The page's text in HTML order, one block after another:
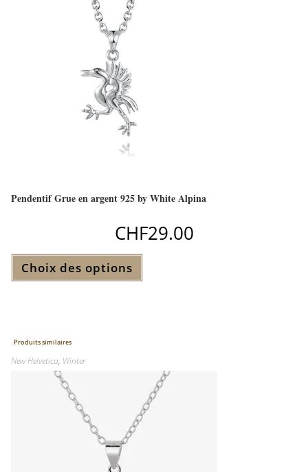
Pendentif Grue en argent 925 by White Alpina
CHF29.00
Choix des options
Ce
plusieurs
page
produit
Produits similaires
New Helvetica, Winter